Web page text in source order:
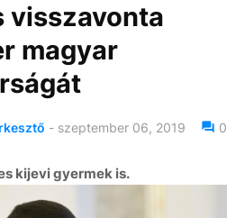
visszavonta
magyar
- szeptember 06, 2019 0
kijevi gyermek is.